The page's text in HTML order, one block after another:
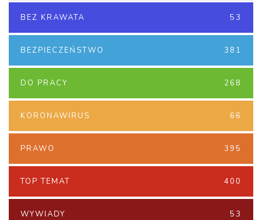
BEZ KRAWATA 53
BEZPIECZEŃSTWO 381
DO PRACY 268
KORONAWIRUS 66
PRAWO 395
TOP TEMAT 400
WYWIADY 53